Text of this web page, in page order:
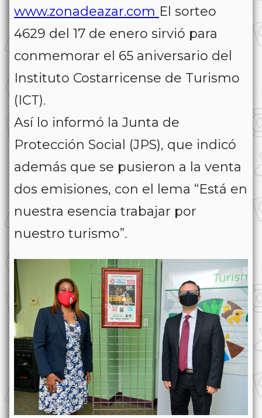
www.zonadeazar.com El sorteo
4629 del 17 de enero sirvió para
conmemorar el 65 aniversario del
Instituto Costarricense de Turismo
(ICT).
Así lo informó la Junta de
Protección Social (JPS), que indicó
además que se pusieron a la venta
dos emisiones, con el lema “Está en
nuestra esencia trabajar por
nuestro turismo”.